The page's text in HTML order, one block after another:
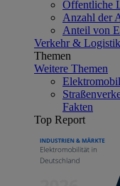
Öffentliche
Anzahl der
Anteil von
Verkehr & Logistik
Themen
Weitere Themen
Fakten
Top Report